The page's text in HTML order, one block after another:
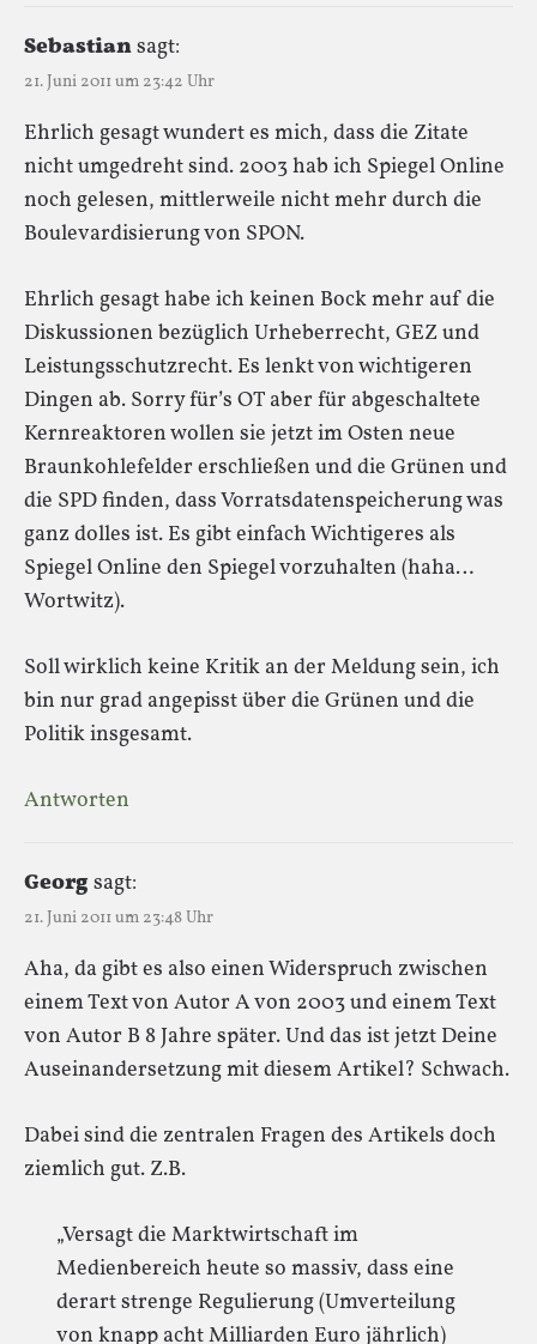
Sebastiansagt:
21. Juni 2011 um 23:42 Uhr
Ehrlich gesagt wundert es mich, dass die Zitate
nicht umgedreht sind. 2003 hab ich Spiegel Online
noch gelesen, mittlerweile nicht mehr durch die
Boulevardisierung von SPON.
Ehrlich gesagt habe ich keinen Bock mehr auf die
Diskussionen bezüglich Urheberrecht, GEZ und
Leistungsschutzrecht. Es lenkt von wichtigeren
Dingen ab. Sorry für’s OT aber für abgeschaltete
Kernreaktoren wollen sie jetzt im Osten neue
Braunkohlefelder erschließen und die Grünen und
die SPD finden, dass Vorratsdatenspeicherung was
ganz dolles ist. Es gibt einfach Wichtigeres als
Spiegel Online den Spiegel vorzuhalten (haha…
Wortwitz).
Soll wirklich keine Kritik an der Meldung sein, ich
bin nur grad angepisst über die Grünen und die
Politik insgesamt.
Antworten
Georgsagt:
21. Juni 2011 um 23:48 Uhr
Aha, da gibt es also einen Widerspruch zwischen
einem Text von Autor A von 2003 und einem Text
von Autor B 8 Jahre später. Und das ist jetzt Deine
Auseinandersetzung mit diesem Artikel? Schwach.
Dabei sind die zentralen Fragen des Artikels doch
ziemlich gut. Z.B.
„Versagt die Marktwirtschaft im
Medienbereich heute so massiv, dass eine
derart strenge Regulierung (Umverteilung
von knapp acht Milliarden Euro jährlich)